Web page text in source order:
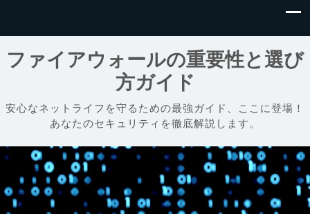
ファイアウォールの重要性と選び
方ガイド
安心なネットライフを守るための最強ガイド、ここに登場！
あなたのセキュリティを徹底解説します。